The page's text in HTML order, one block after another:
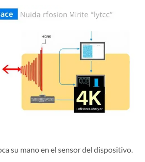
su mano en el sensor del dispositivo.